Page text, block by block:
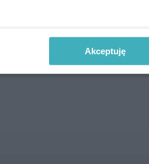
aktywne! Akceptuję